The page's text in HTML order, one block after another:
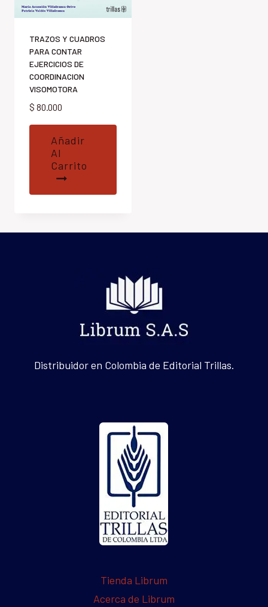
TRAZOS Y CUADROS
PARA CONTAR
EJERCICIOS DE
COORDINACION
VISOMOTORA
$ 80.000
Añadir
Al
Carrito
Distribuidor en Colombia de Editorial Trillas.
Tienda Librum
Acerca de Librum